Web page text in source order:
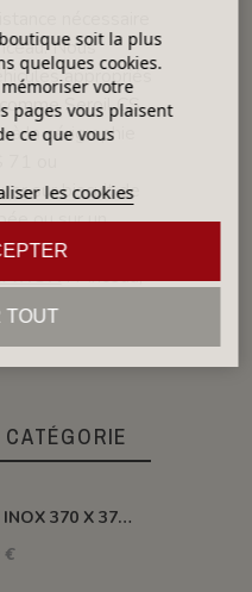
Nous
appropriés
Seroil CS
la sérigraphie
ou
sur biscuit de
ou sur un
: Pinceau,
HOTTE INOX 370 X 370 X H 410 MM
€
soit la plus
quelques cookies.
votre
pages vous plaisent
ce que vous
les cookies
TOUT